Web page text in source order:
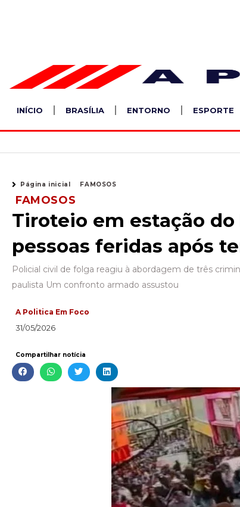
INÍCIO BRASÍLIA ENTORNO ESPORTE
Página inicial FAMOSOS
FAMOSOS
Tiroteio em estação
pessoas feridas após
Policial civil de folga reagiu à abordagem de três
paulista Um confronto armado assustou
A Politica Em Foco
31/05/2026
Compartilhar notícia